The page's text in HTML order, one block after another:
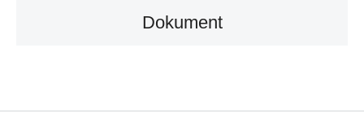
Dokument